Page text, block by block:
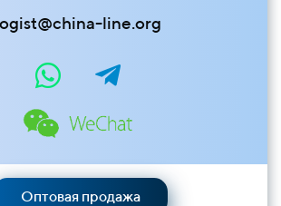
line.org
Оптовая продажа